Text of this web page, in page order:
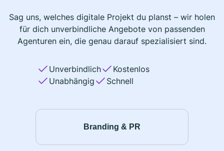
Sag uns, welches digitale Projekt du planst – wir holen
für dich unverbindliche Angebote von passenden
Agenturen ein, die genau darauf spezialisiert sind.
Unverbindlich
Kostenlos
Unabhängig
Schnell
Branding & PR